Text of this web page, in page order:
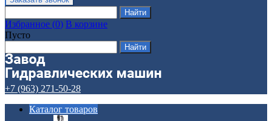
Избранное (0) В корзине
Пусто
+7 (963) 271-50-28
Каталог товаров